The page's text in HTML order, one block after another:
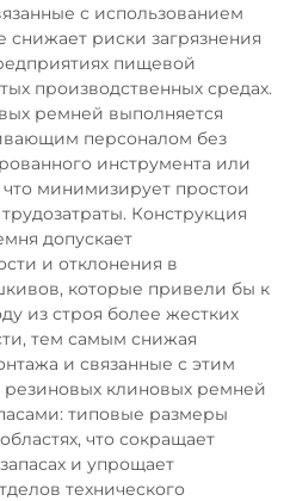
с использованием
снижает риски загрязнения
пищевой
производственных средах.
ремней выполняется
персоналом без
инструмента или
минимизирует простои
Конструкция
допускает
и отклонения в
которые привели бы к
из строя более жестких
тем самым снижая
и связанные с этим
резиновых клиновых ремней
типовые размеры
что сокращает
и упрощает
технического